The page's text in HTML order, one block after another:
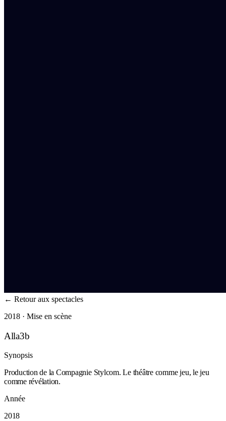
← Retour aux spectacles
2018 · Mise en scène
Alla3b
Synopsis
Production de la Compagnie Stylcom. Le théâtre comme jeu, le jeu
comme révélation.
Année
2018